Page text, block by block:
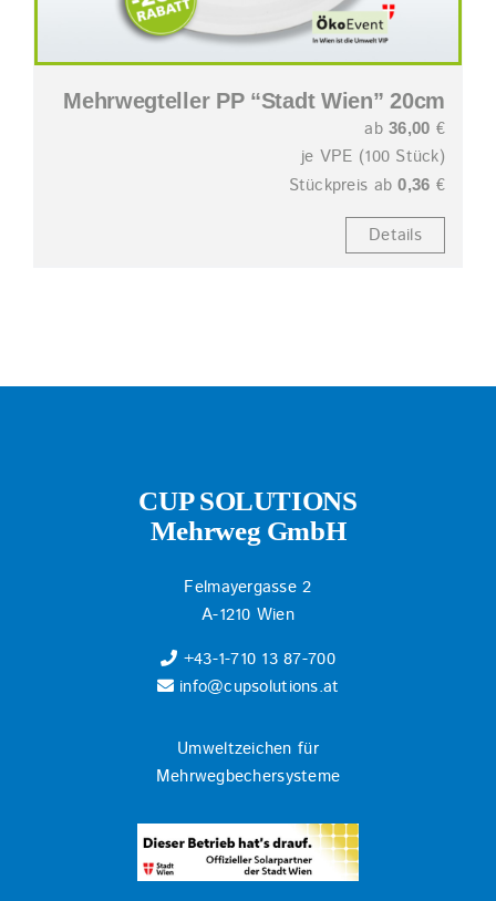
Mehrwegteller PP “Stadt Wien” 20cm
ab36,00 €
je VPE (100 Stück)
Stückpreis ab0,36 €
Details
CUP SOLUTIONS
Mehrweg GmbH
Felmayergasse 2
A-1210 Wien
+43-1-710 13 87-700
info@cupsolutions.at
Umweltzeichen für
Mehrwegbechersysteme